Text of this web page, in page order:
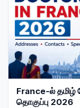
France-ல் தமிழ்
தொகுப்பு 2026